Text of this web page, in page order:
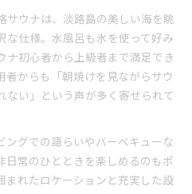
サウナは、淡路島の美しい海を眺
な仕様。水風呂も氷を使って好み
ナ初心者から上級者まで満足でき
者からも「朝焼けを見ながらサウ
ない」という声が多く寄せられて
ングでの語らいやバーベキューな
日常のひとときを楽しめるのもポ
まれたロケーションと充実した設